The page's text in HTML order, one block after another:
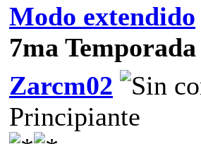
Modo extendido
7ma
Zarcm02
Principiante